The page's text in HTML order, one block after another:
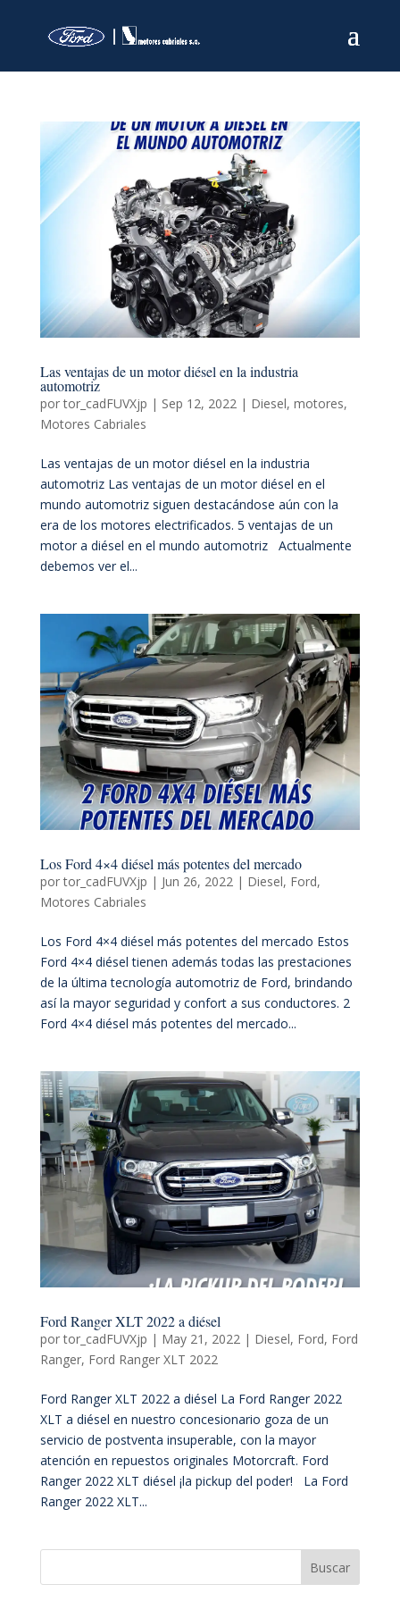
Las ventajas de un motor diésel en la industria
automotriz
portor_cadFUVXjp | Sep 12, 2022| Diesel, motores,
Motores Cabriales
Las ventajas de un motor diésel en la industria
automotriz Las ventajas de un motor diésel en el
mundo automotriz siguen destacándose aún con la
era de los motores electrificados. 5 ventajas de un
motor a diésel en el mundo automotriz Actualmente
debemos ver el...
Los Ford 4×4 diésel más potentes del mercado
portor_cadFUVXjp | Jun 26, 2022| Diesel, Ford,
Motores Cabriales
Los Ford 4×4 diésel más potentes del mercado Estos
Ford 4×4 diésel tienen además todas las prestaciones
de la última tecnología automotriz de Ford, brindando
así la mayor seguridad y confort a sus conductores. 2
Ford 4×4 diésel más potentes del mercado...
Ford Ranger XLT 2022 a diésel
portor_cadFUVXjp | May 21, 2022 | Diesel, Ford, Ford
Ranger, Ford Ranger XLT 2022
Ford Ranger XLT 2022 a diésel La Ford Ranger 2022
XLT a diésel en nuestro concesionario goza de un
servicio de postventa insuperable, con la mayor
atención en repuestos originales Motorcraft. Ford
Ranger 2022 XLT diésel ¡la pickup del poder! La Ford
Ranger 2022 XLT...